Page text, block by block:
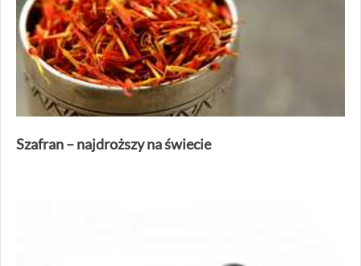
Szafran – najdroższy na świecie